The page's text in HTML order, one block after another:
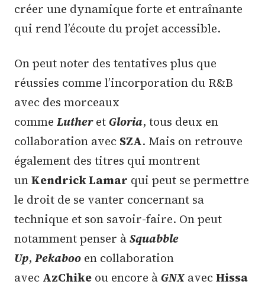
créer une dynamique forte et entraînante
qui rend l’écoute du projet accessible.
On peut noter des tentatives plus que
réussies comme l’incorporation du R&B
avec des morceaux
comme LutheretGloria, tous deux en
collaboration avec SZA. Mais on retrouve
également des titres qui montrent
unKendrick Lamar qui peut se permettre
le droit de se vanter concernant sa
technique et son savoir-faire. On peut
notamment penser àSquabble
Up, Pekaboo en collaboration
avec AzChike ou encore àGNXavecHissa